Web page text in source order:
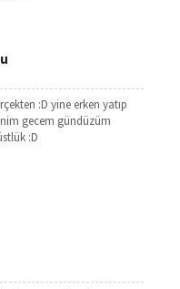
:D yine erken yatıp
gecem gündüzüm
:D